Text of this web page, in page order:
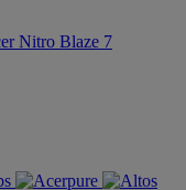
Nitro Blaze 7